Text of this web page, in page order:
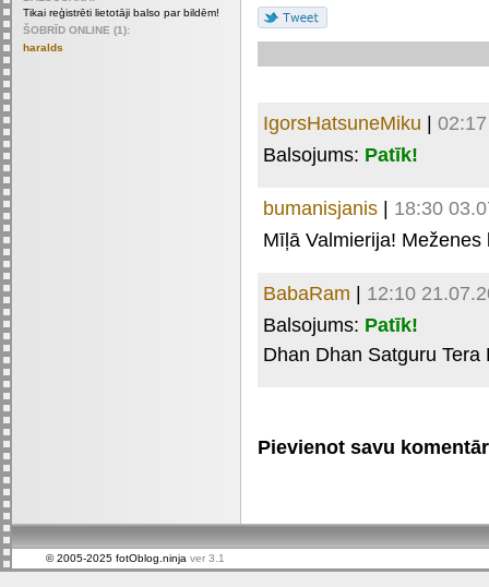
IgorsHatsuneMiku |
Balsojums: Patīk!
bumanisjanis | 18:30
Mīļā Valmierija!
BabaRam | 12:10
Balsojums: Patīk!
Dhan Dhan Satguru Tera
Pievienot savu
Tikai reģistrēti lietotāji balso par bildēm!
ŠOBRĪD ONLINE (1):
haralds
© 2005-2025 fotOblog.ninja ver 3.1